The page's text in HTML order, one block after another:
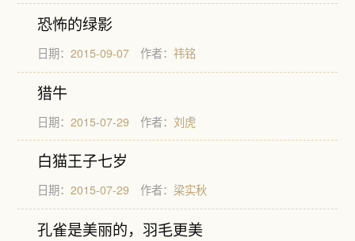
恐怖的绿影
日期：2015-09-07 作者：祎铭
猎牛
日期：2015-07-29 作者：刘虎
白猫王子七岁
日期：2015-07-29 作者： 梁实秋
孔雀是美丽的，羽毛更美